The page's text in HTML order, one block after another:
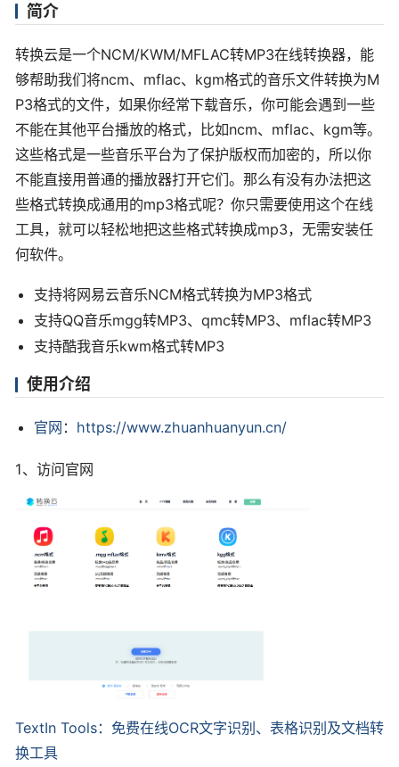
简介
转换云是一个NCM/KWM/MFLAC转MP3在线转换器，能
够帮助我们将ncm、mflac、kgm格式的音乐文件转换为M
P3格式的文件，如果你经常下载音乐，你可能会遇到一些
不能在其他平台播放的格式，比如ncm、mflac、kgm等。
这些格式是一些音乐平台为了保护版权而加密的，所以你
不能直接用普通的播放器打开它们。那么有没有办法把这
些格式转换成通用的mp3格式呢？你只需要使用这个在线
工具，就可以轻松地把这些格式转换成mp3，无需安装任
何软件。
支持将网易云音乐NCM格式转换为MP3格式
支持QQ音乐mgg转MP3、qmc转MP3、mflac转MP3
支持酷我音乐kwm格式转MP3
使用介绍
官网 ： https://www.zhuanhuanyun.cn/
1、访问官网
TextIn Tools：免费在线OCR文字识别、表格识别及文档转
换工具